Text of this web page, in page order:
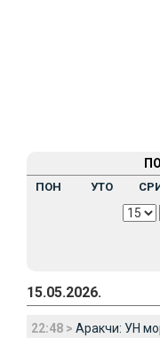
ПОН УТО
15.05.2026.
22:48 > Аракчи: УН